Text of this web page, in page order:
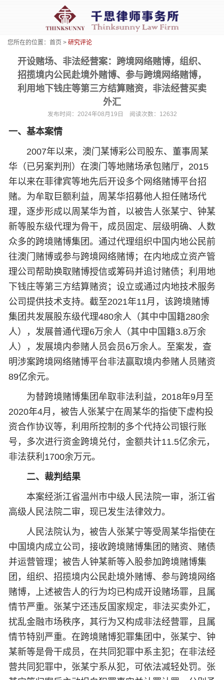
您所在的位置： 首页 > 研究评论
开设赌场、非法经营案：跨境网络赌博，组织、
招揽境内公民赴境外赌博、参与跨境网络赌博，
利用地下钱庄等第三方结算赌资，非法经营买卖
外汇
发布时间：2024年08月19日 阅读次数：12632
一、基本案情
2007年以来，澳门某博彩公司股东、董事周某
华（已另案判刑）在澳门等地赌场承包赌厅，2015
年以来在菲律宾等地先后开设多个网络赌博平台招
赌。为牟取巨额利益，周某华招募他人担任赌场代
理，逐步形成以周某华为首，以被告人张某宁、钟某
新等股东级代理为骨干，成员固定、层级明确、人数
众多的跨境赌博集团。通过代理组织中国内地公民前
往澳门赌博或参与跨境网络赌博；在内地成立资产管
理公司帮助换取赌博授信或筹码并追讨赌债；利用地
下钱庄等第三方结算赌资；设立或通过内地技术服务
公司提供技术支持。截至2021年11月，该跨境赌博
集团共发展股东级代理480余人（其中中国籍280余
人），发展普通代理6万余人（其中中国籍3.8万余
人），发展境内参赌人员会员6万余人。至案发，查
明涉案跨境网络赌博平台非法赢取境内参赌人员赌资
89亿余元。
为替跨境赌博集团牟取非法利益，2018年9月至
2020年4月，被告人张某宁在周某华的指使下虚构投
资合作协议等，利用所控制的多个代持公司银行账
号，多次进行资金跨境兑付，金额共计11.5亿余元，
非法获利1700余万元。
二、裁判结果
本案经浙江省温州市中级人民法院一审，浙江省
高级人民法院二审，现已发生法律效力。
人民法院认为，被告人张某宁等受周某华指使在
中国境内成立公司，接收跨境赌博集团的赌资、赌债
并运营管理；被告人钟某新等入股参加跨境赌博集
团，组织、招揽境内公民赴境外赌博、参与跨境网络
赌博，上述被告人的行为均已构成开设赌场罪，且属
情节严重。张某宁还违反国家规定，非法买卖外汇，
扰乱金融市场秩序，其行为又构成非法经营罪，且属
情节特别严重。在跨境赌博犯罪集团中，张某宁、钟
某新等是骨干成员，在共同犯罪中系主犯；在非法经
营共同犯罪中，张某宁系从犯，可依法减轻处罚。张